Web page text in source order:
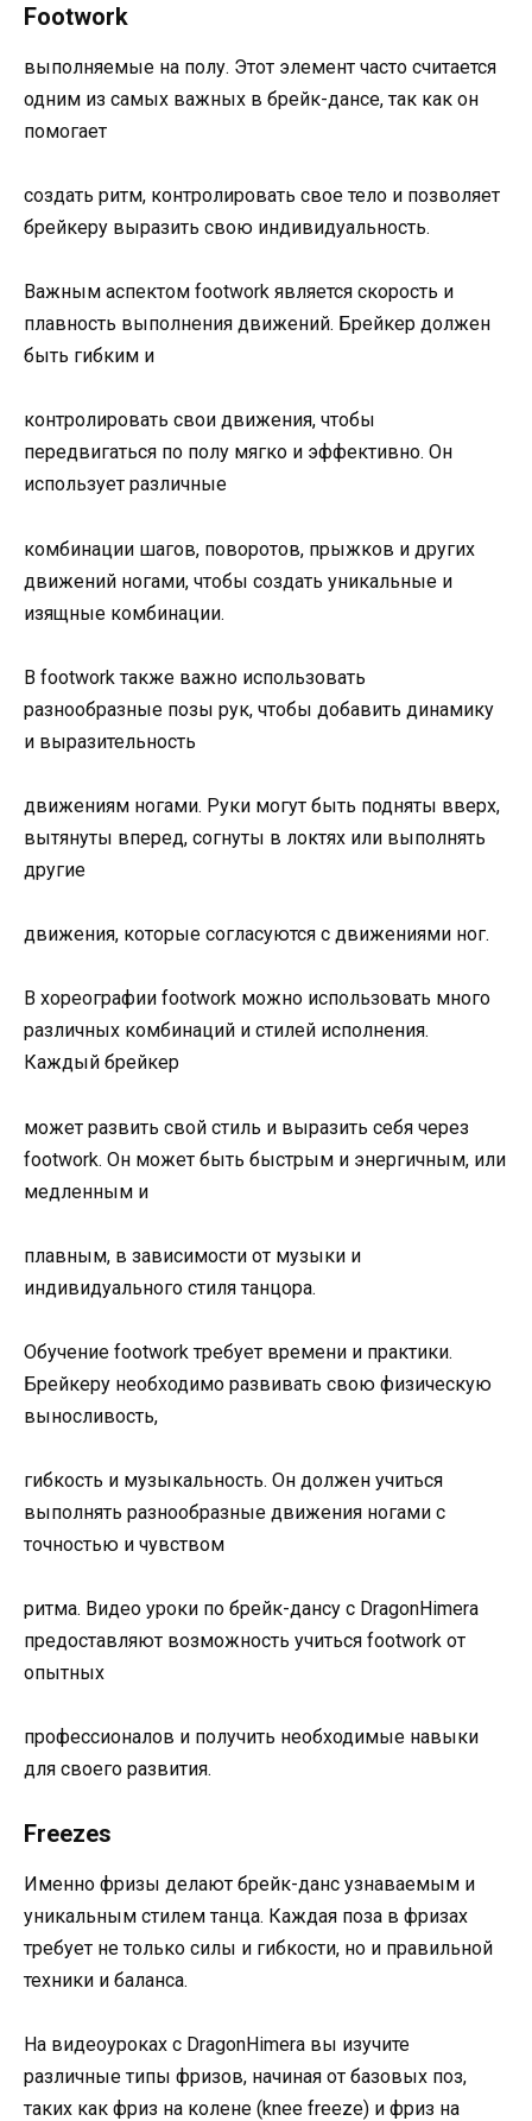
Footwork
выполняемые на полу. Этот элемент часто считается
одним из самых важных в брейк-дансе, так как он
помогает
создать ритм, контролировать свое тело и позволяет
брейкеру выразить свою индивидуальность.
Важным аспектом footwork является скорость и
плавность выполнения движений. Брейкер должен
быть гибким и
контролировать свои движения, чтобы
передвигаться по полу мягко и эффективно. Он
использует различные
комбинации шагов, поворотов, прыжков и других
движений ногами, чтобы создать уникальные и
изящные комбинации.
В footwork также важно использовать
разнообразные позы рук, чтобы добавить динамику
и выразительность
движениям ногами. Руки могут быть подняты вверх,
вытянуты вперед, согнуты в локтях или выполнять
другие
движения, которые согласуются с движениями ног.
В хореографии footwork можно использовать много
различных комбинаций и стилей исполнения.
Каждый брейкер
может развить свой стиль и выразить себя через
footwork. Он может быть быстрым и энергичным, или
медленным и
плавным, в зависимости от музыки и
индивидуального стиля танцора.
Обучение footwork требует времени и практики.
Брейкеру необходимо развивать свою физическую
выносливость,
гибкость и музыкальность. Он должен учиться
выполнять разнообразные движения ногами с
точностью и чувством
ритма. Видео уроки по брейк-дансу с DragonHimera
предоставляют возможность учиться footwork от
опытных
профессионалов и получить необходимые навыки
для своего развития.
Freezes
Именно фризы делают брейк-данс узнаваемым и
уникальным стилем танца. Каждая поза в фризах
требует не только силы и гибкости, но и правильной
техники и баланса.
На видеоуроках с DragonHimera вы изучите
различные типы фризов, начиная от базовых поз,
таких как фриз на колене (knee freeze) и фриз на